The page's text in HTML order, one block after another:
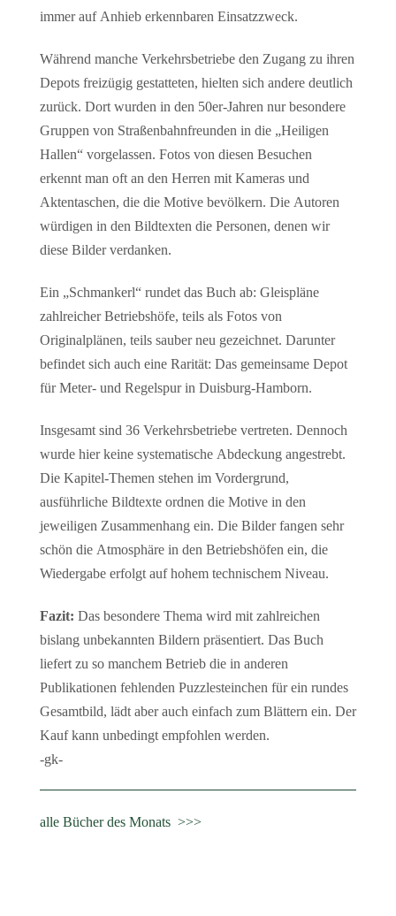
immer auf Anhieb erkennbaren Einsatzzweck.
Während manche Verkehrsbetriebe den Zugang zu ihren
Depots freizügig gestatteten, hielten sich andere deutlich
zurück. Dort wurden in den 50er-Jahren nur besondere
Gruppen von Straßenbahnfreunden in die „Heiligen
Hallen“ vorgelassen. Fotos von diesen Besuchen
erkennt man oft an den Herren mit Kameras und
Aktentaschen, die die Motive bevölkern. Die Autoren
würdigen in den Bildtexten die Personen, denen wir
diese Bilder verdanken.
Ein „Schmankerl“ rundet das Buch ab: Gleispläne
zahlreicher Betriebshöfe, teils als Fotos von
Originalplänen, teils sauber neu gezeichnet. Darunter
befindet sich auch eine Rarität: Das gemeinsame Depot
für Meter- und Regelspur in Duisburg-Hamborn.
Insgesamt sind 36 Verkehrsbetriebe vertreten. Dennoch
wurde hier keine systematische Abdeckung angestrebt.
Die Kapitel-Themen stehen im Vordergrund,
ausführliche Bildtexte ordnen die Motive in den
jeweiligen Zusammenhang ein. Die Bilder fangen sehr
schön die Atmosphäre in den Betriebshöfen ein, die
Wiedergabe erfolgt auf hohem technischem Niveau.
Fazit: Das besondere Thema wird mit zahlreichen
bislang unbekannten Bildern präsentiert. Das Buch
liefert zu so manchem Betrieb die in anderen
Publikationen fehlenden Puzzlesteinchen für ein rundes
Gesamtbild, lädt aber auch einfach zum Blättern ein. Der
Kauf kann unbedingt empfohlen werden.
-gk-
alle Bücher des Monats >>>